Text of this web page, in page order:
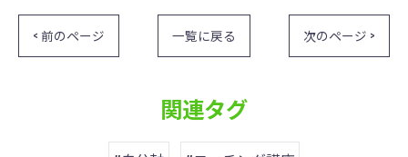
< 前のページ 一覧に戻る 次のページ >
関連タグ